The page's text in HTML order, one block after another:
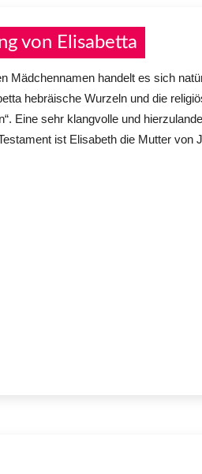
von Elisabetta
Mädchennamen handelt es sich
hebräische Wurzeln und die
Eine sehr klangvolle und
ist Elisabeth die Mutter von